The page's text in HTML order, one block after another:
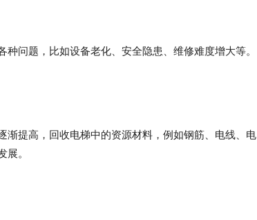
问题，比如设备老化、安全隐患、维修难度增大等。
提高，回收电梯中的资源材料，例如钢筋、电线、电
。